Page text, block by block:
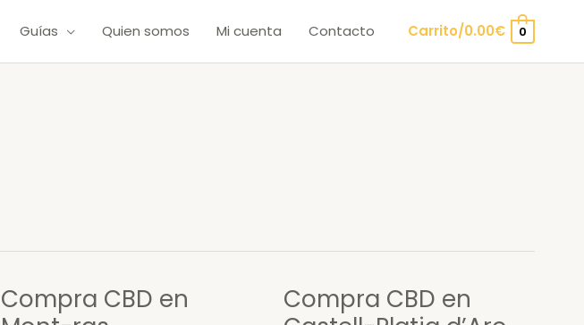
Guías Quien somos Mi cuenta Contacto Carrito/0.00€ 0
Compra CBD en
Compra CBD en